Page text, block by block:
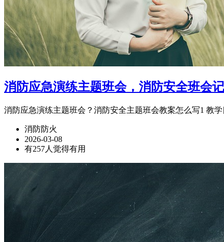
消防应急演练主题班会，消防安全班会
消防应急演练主题班会？消防安全主题班会教案怎么写1 教
消防防火
2026-03-08
有257人觉得有用